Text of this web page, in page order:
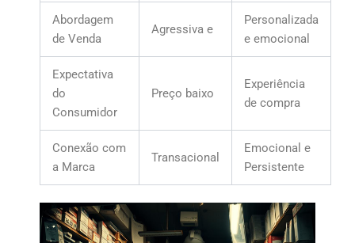
Abordagem
de Venda
Agressiva e
Personalizada
e emocional
Expectativa
do
Consumidor
Preço baixo
Experiência
de compra
Conexão com
a Marca
Transacional
Emocional e
Persistente